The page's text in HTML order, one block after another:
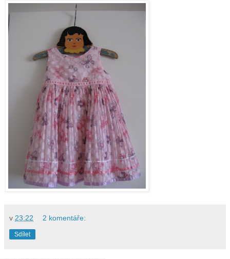
v 23:22 2 komentáře:
Sdílet